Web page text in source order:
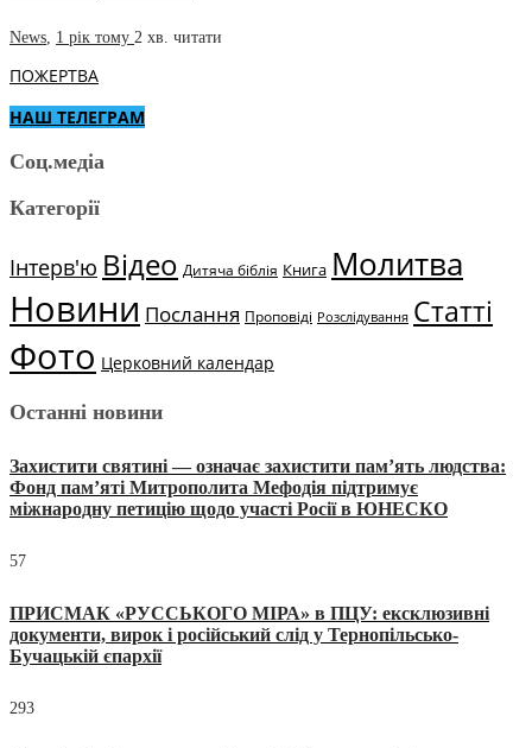
News 1 рік тому 2 хв. читати
ПОЖЕРТВА
НАШ ТЕЛЕГРАМ
Соц.медіа
Категорії
Інтерв'ю Відео Дитяча біблія Книга Молитва
Новини Послання Проповіді Розслідування Статті
Фото Церковний календар
Останні новини
Захистити святині — означає захистити пам’ять людства:
Фонд пам’яті Митрополита Мефодія підтримує
міжнародну петицію щодо участі Росії в ЮНЕСКО
57
ПРИСМАК «РУССЬКОГО МІРА» в ПЦУ: ексклюзивні
документи, вирок і російський слід у Тернопільсько-
Бучацькій єпархії
293